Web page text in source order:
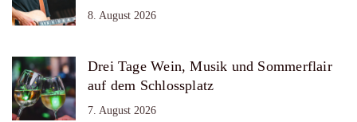
8. August 2026
Drei Tage Wein, Musik und Sommerflair
auf dem Schlossplatz
7. August 2026